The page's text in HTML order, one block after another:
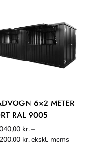
6×2 METER
RAL 9005
kr. –
kr. ekskl. moms